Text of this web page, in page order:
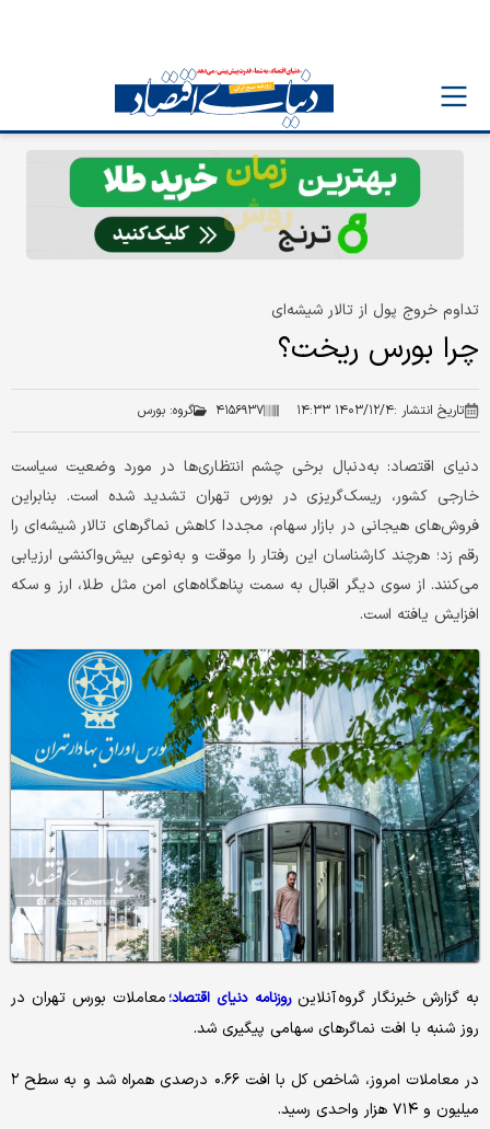
تداوم خروج پول از تالار شیشه‌ای
چرا بورس ریخت؟
تاریخ انتشار :۱۴۰۳/۱۲/۴ ۱۴:۳۳ ۴۱۵۶۹۳۷ گروه: بورس
دنیای اقتصاد: به‌دنبال برخی چشم انتظاری‌ها در مورد وضعیت سیاست
خارجی کشور، ریسک‌گریزی در بورس تهران تشدید شده است. بنابراین
فروش‌های هیجانی در بازار سهام، مجددا کاهش نماگرهای تالار شیشه‌ای را
رقم زد؛ هرچند کارشناسان این رفتار را موقت و به‌نوعی بیش‌واکنشی ارزیابی
می‌کنند. از سوی دیگر اقبال به سمت پناهگاه‌های امن مثل طلا، ارز و سکه
افزایش یافته است.
به گزارش خبرنگار گروه آنلاین روزنامه دنیای اقتصاد؛ معاملات بورس تهران در
روز شنبه با افت نماگرهای سهامی پیگیری شد.
در معاملات امروز، شاخص کل با افت ۰.۶۶ درصدی همراه شد و به سطح ۲
میلیون و ۷۱۴ هزار واحدی رسید.